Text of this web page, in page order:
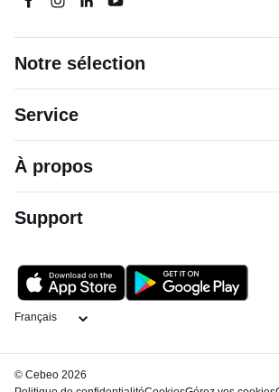
Notre sélection
Service
À propos
Support
Langage
© Cebeo 2026